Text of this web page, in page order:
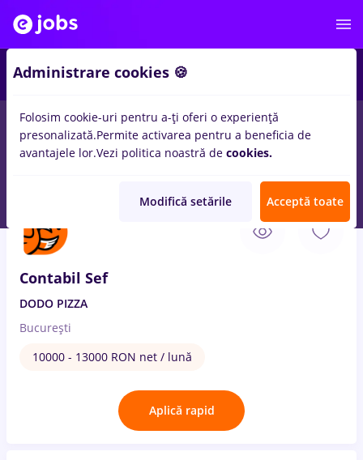
Salarii Remote (de acasă) București Cluj-
Contabil Sef
DODO PIZZA
București
10000 - 13000 RON net / lună
Aplică rapid
Administrare cookies 🍪
Folosim cookie-uri pentru a-ți oferi o experiență
presonalizată.Permite activarea pentru a beneficia de
avantajele lor.Vezi politica noastră de cookies.
Modifică setările Acceptă toate